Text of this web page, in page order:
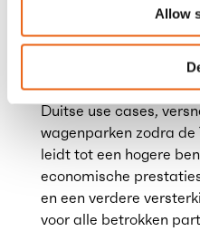
Allow
competitievere
hun groeiende
Zoals zichtbaar in
Duitse use cases,
wagenparken zodra
leidt tot een hogere
economische
en een verdere
voor alle betrokken